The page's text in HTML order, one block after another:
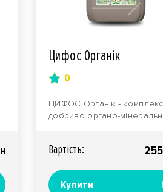
Цифос Органік
0
ЦИФОС Органік -
добриво органо-
Вартiсть:
Купити